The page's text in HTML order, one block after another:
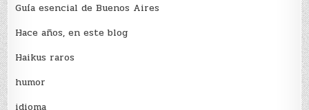
Guía esencial de Buenos Aires
Hace años, en este blog
Haikus raros
humor
idioma